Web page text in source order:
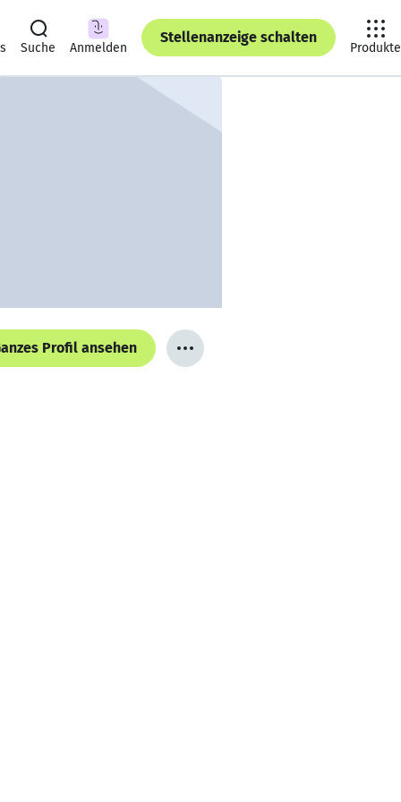
Suche Anmelden
Stellenanzeige schalten
Produkte
Profil ansehen